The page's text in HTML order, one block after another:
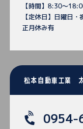
【時間】8:30～
【定休日】日曜日
正月休み有
松本自動車工業
0954-